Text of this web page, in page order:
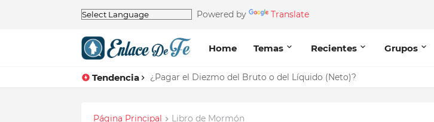
Powered by Translate
Home Temas Recientes Grupos
Tendencia ¿Pagar el Diezmo del Bruto o del Líquido (Neto)?
Página Principal Libro de Mormón